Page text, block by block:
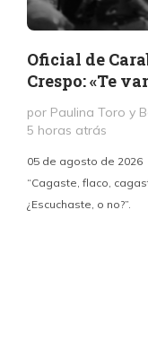
Oficial de
Crespo: «Te
por Paulina Toro y
5 horas atrás
05 de agosto de 2026
“Cagaste, flaco,
¿Escuchaste, o no?”.